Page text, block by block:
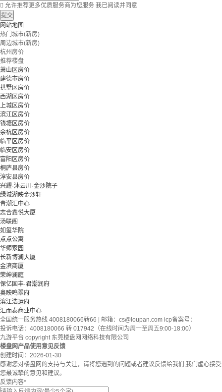
 允许推荐更多优质服务商为您服务 我已阅读并同意
提交
网站地图
热门城市(新房)
周边城市(新房)
杭州房价
推荐楼盘
萧山区房价
建德市房价
拱墅区房价
西湖区房价
上城区房价
滨江区房价
钱塘区房价
余杭区房价
临平区房价
临安区房价
富阳区房价
桐庐县房价
淳安县房价
兴耀·沐云川·金沙院子
绿城湖映金沙轩
青潮汇中心
志合鑫悦大厦
汤联阁
如玺华院
点点公寓
华师家园
长新博澜大厦
金滨商厦
荣绅澜庭
保亿国丰·君潮润府
奥映鸣翠府
滨江浩运府
汇而泰商业中心
全国统一服务热线 4008180066转66 | 邮箱： cs@loupan.com icp备案号：
投诉电话：4008180066 转 017942（在线时间为周一至周五9:00-18:00）
九游平台 copyright 东莞楼盘网网络科技有限公司
楼盘网产品使用意见反馈
创建时间： 2026-01-30
感谢您对楼盘网的支持与关注，请将您遇到的问题或者建议反馈给我们,我们虚心接受
您最诚挚的意见和建议。
反馈内容*